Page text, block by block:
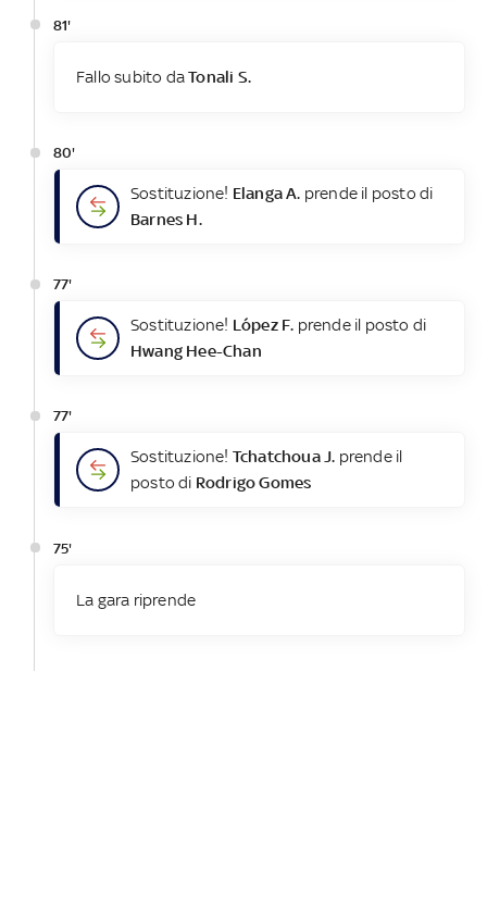
81'
Fallo subito daTonali S.
80'
Sostituzione! Elanga A. prende il posto di
Barnes H.
77'
Sostituzione! López F. prende il posto di
Hwang Hee-Chan
77'
Sostituzione! Tchatchoua J. prende il
posto di Rodrigo Gomes
75'
La gara riprende